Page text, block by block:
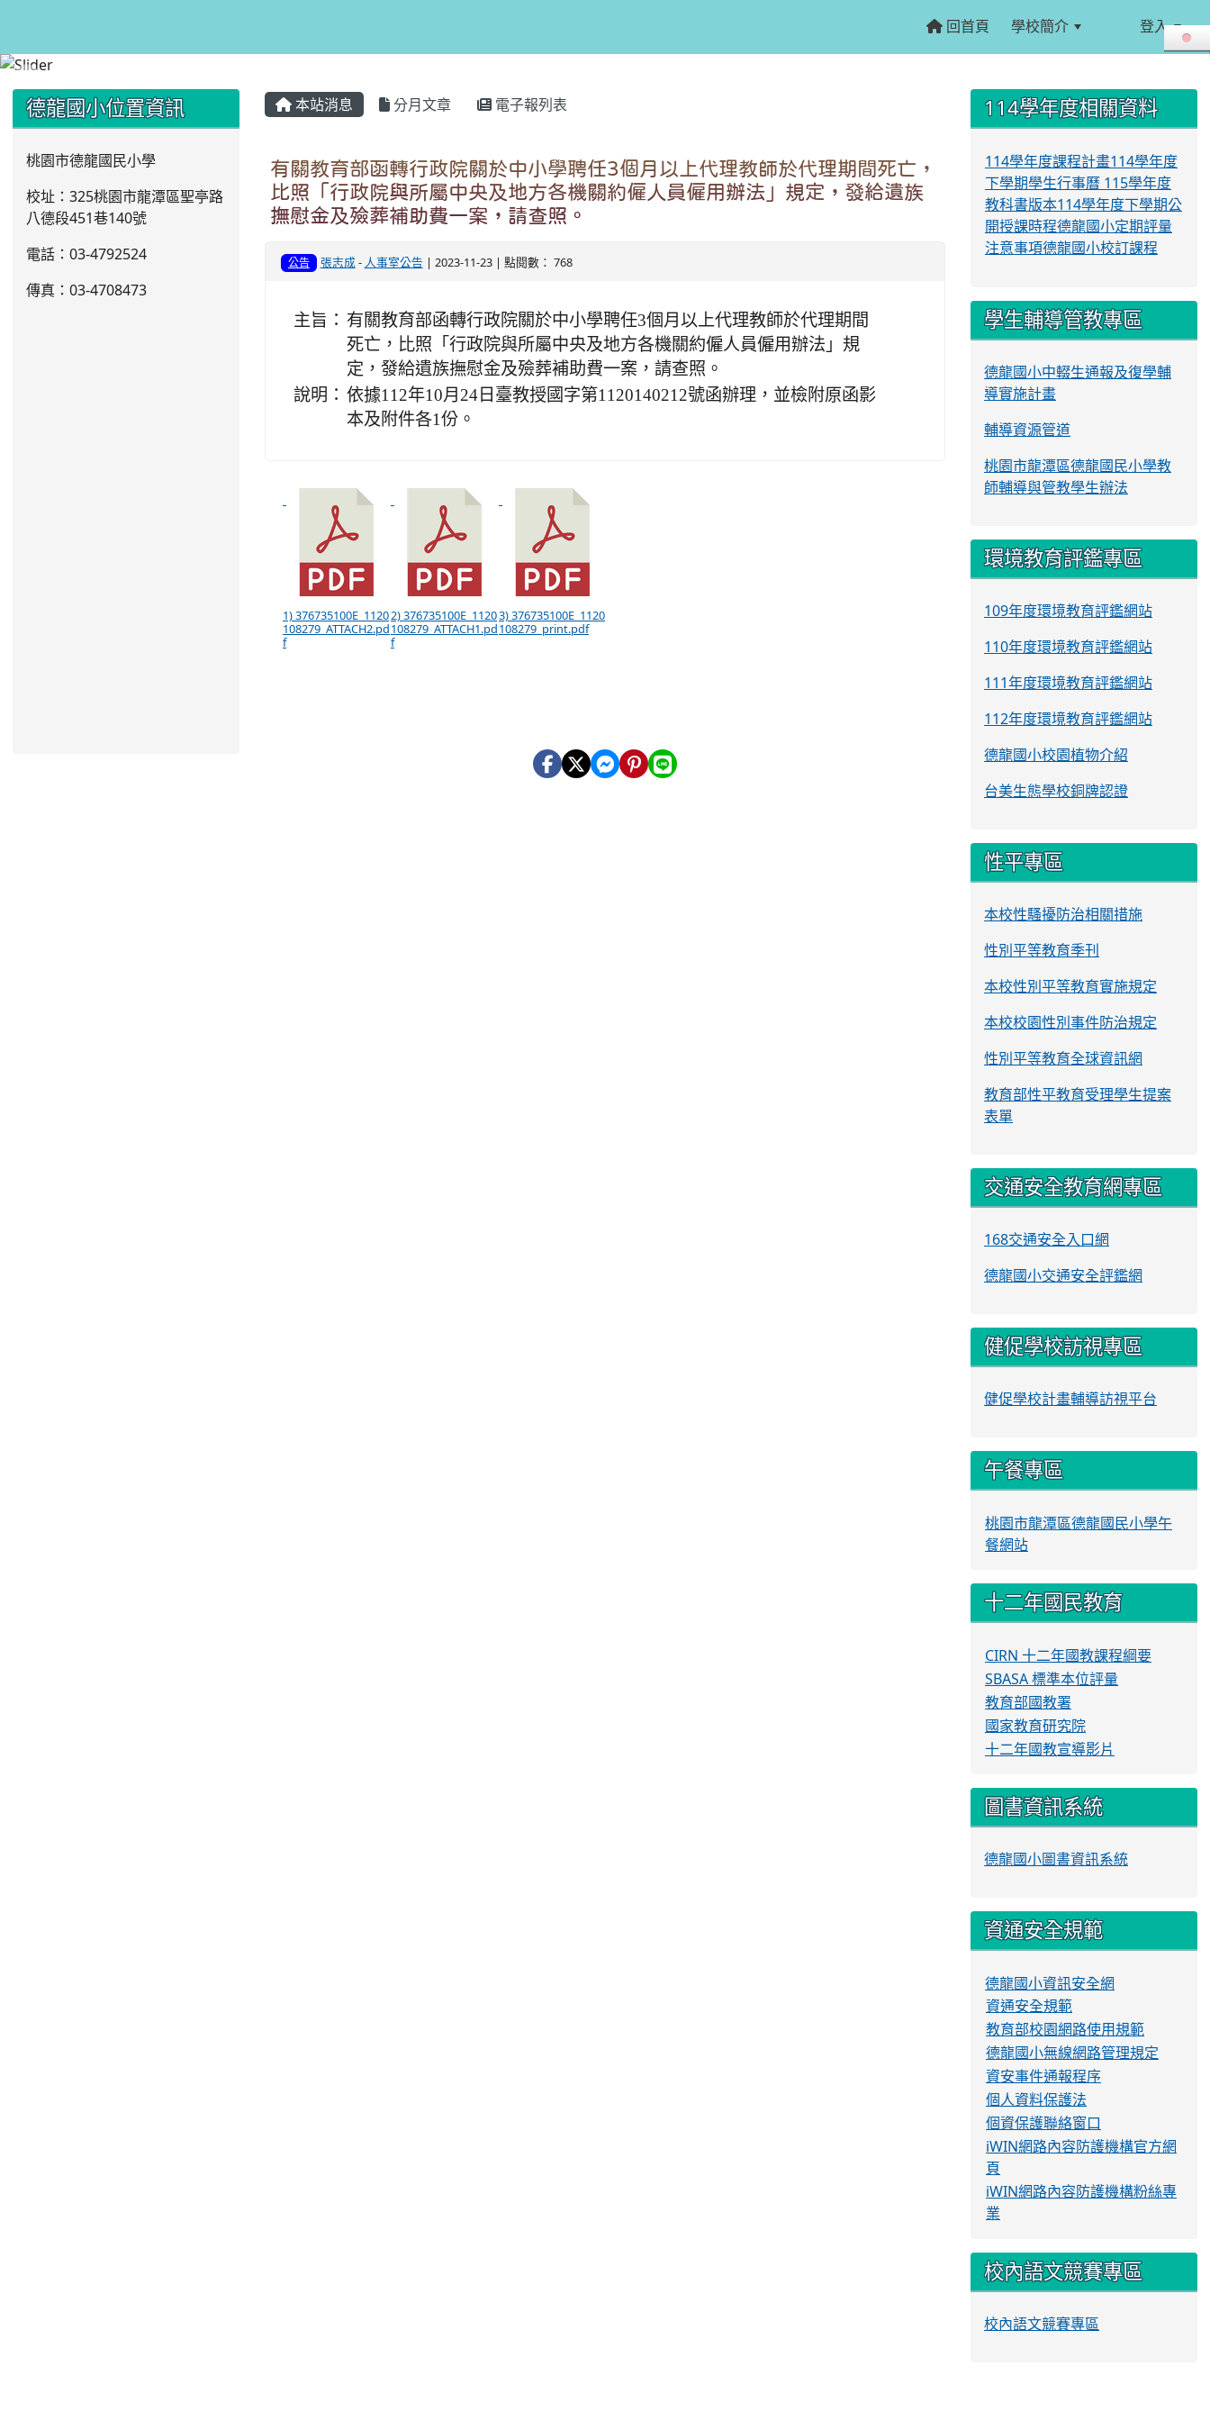
回首頁 學校簡介 登入
本站消息 分月文章 電子報列表
有關教育部函轉行政院關於中小學聘任3個月以上代理教師於代理期間死亡，
比照「行政院與所屬中央及地方各機關約僱人員僱用辦法」規定，發給遺族
撫慰金及殮葬補助費一案，請查照。
公告 張志成- 人事室公告 | 2023-11-23 | 點閱數： 768
主旨： 有關教育部函轉行政院關於中小學聘任3個月以上代理教師於代理期間
死亡，比照「行政院與所屬中央及地方各機關約僱人員僱用辦法」規
定，發給遺族撫慰金及殮葬補助費一案，請查照。
說明： 依據112年10月24日臺教授國字第1120140212號函辦理，並檢附原函影
本及附件各1份。
1) 376735100E_1120
108279_ATTACH2.pd
f
2) 376735100E_1120
108279_ATTACH1.pd
f
3) 376735100E_1120
108279_print.pdf
::: 德龍國小位置資訊
桃園市德龍國民小學
校址：325桃園市龍潭區聖亭路
八德段451巷140號
電話：03-4792524
傳真：03-4708473
::: 114學年度相關資料
114學年度課程計畫114學年度
下學期學生行事曆 115學年度
教科書版本114學年度下學期公
開授課時程德龍國小定期評量
注意事項德龍國小校訂課程
學生輔導管教專區
德龍國小中輟生通報及復學輔
導實施計畫
輔導資源管道
桃園市龍潭區德龍國民小學教
師輔導與管教學生辦法
環境教育評鑑專區
109年度環境教育評鑑網站
110年度環境教育評鑑網站
111年度環境教育評鑑網站
112年度環境教育評鑑網站
德龍國小校園植物介紹
台美生態學校銅牌認證
性平專區
本校性騷擾防治相關措施
性別平等教育季刊
本校性別平等教育實施規定
本校校園性別事件防治規定
性別平等教育全球資訊網
教育部性平教育受理學生提案
表單
交通安全教育網專區
168交通安全入口網
德龍國小交通安全評鑑網
健促學校訪視專區
健促學校計畫輔導訪視平台
午餐專區
桃園市龍潭區德龍國民小學午
餐網站
十二年國民教育
CIRN 十二年國教課程綱要
SBASA 標準本位評量
教育部國教署
國家教育研究院
十二年國教宣導影片
圖書資訊系統
德龍國小圖書資訊系統
資通安全規範
德龍國小資訊安全網
資通安全規範
教育部校園網路使用規範
德龍國小無線網路管理規定
資安事件通報程序
個人資料保護法
個資保護聯絡窗口
iWIN網路內容防護機構官方網
頁
iWIN網路內容防護機構粉絲專
業
校內語文競賽專區
校內語文競賽專區